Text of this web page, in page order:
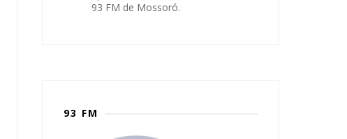
93 FM de Mossoró.
93 FM